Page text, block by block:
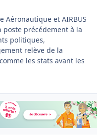
Aéronautique et AIRBUS
poste précédement à la
politiques,
relève de la
les stats avant les